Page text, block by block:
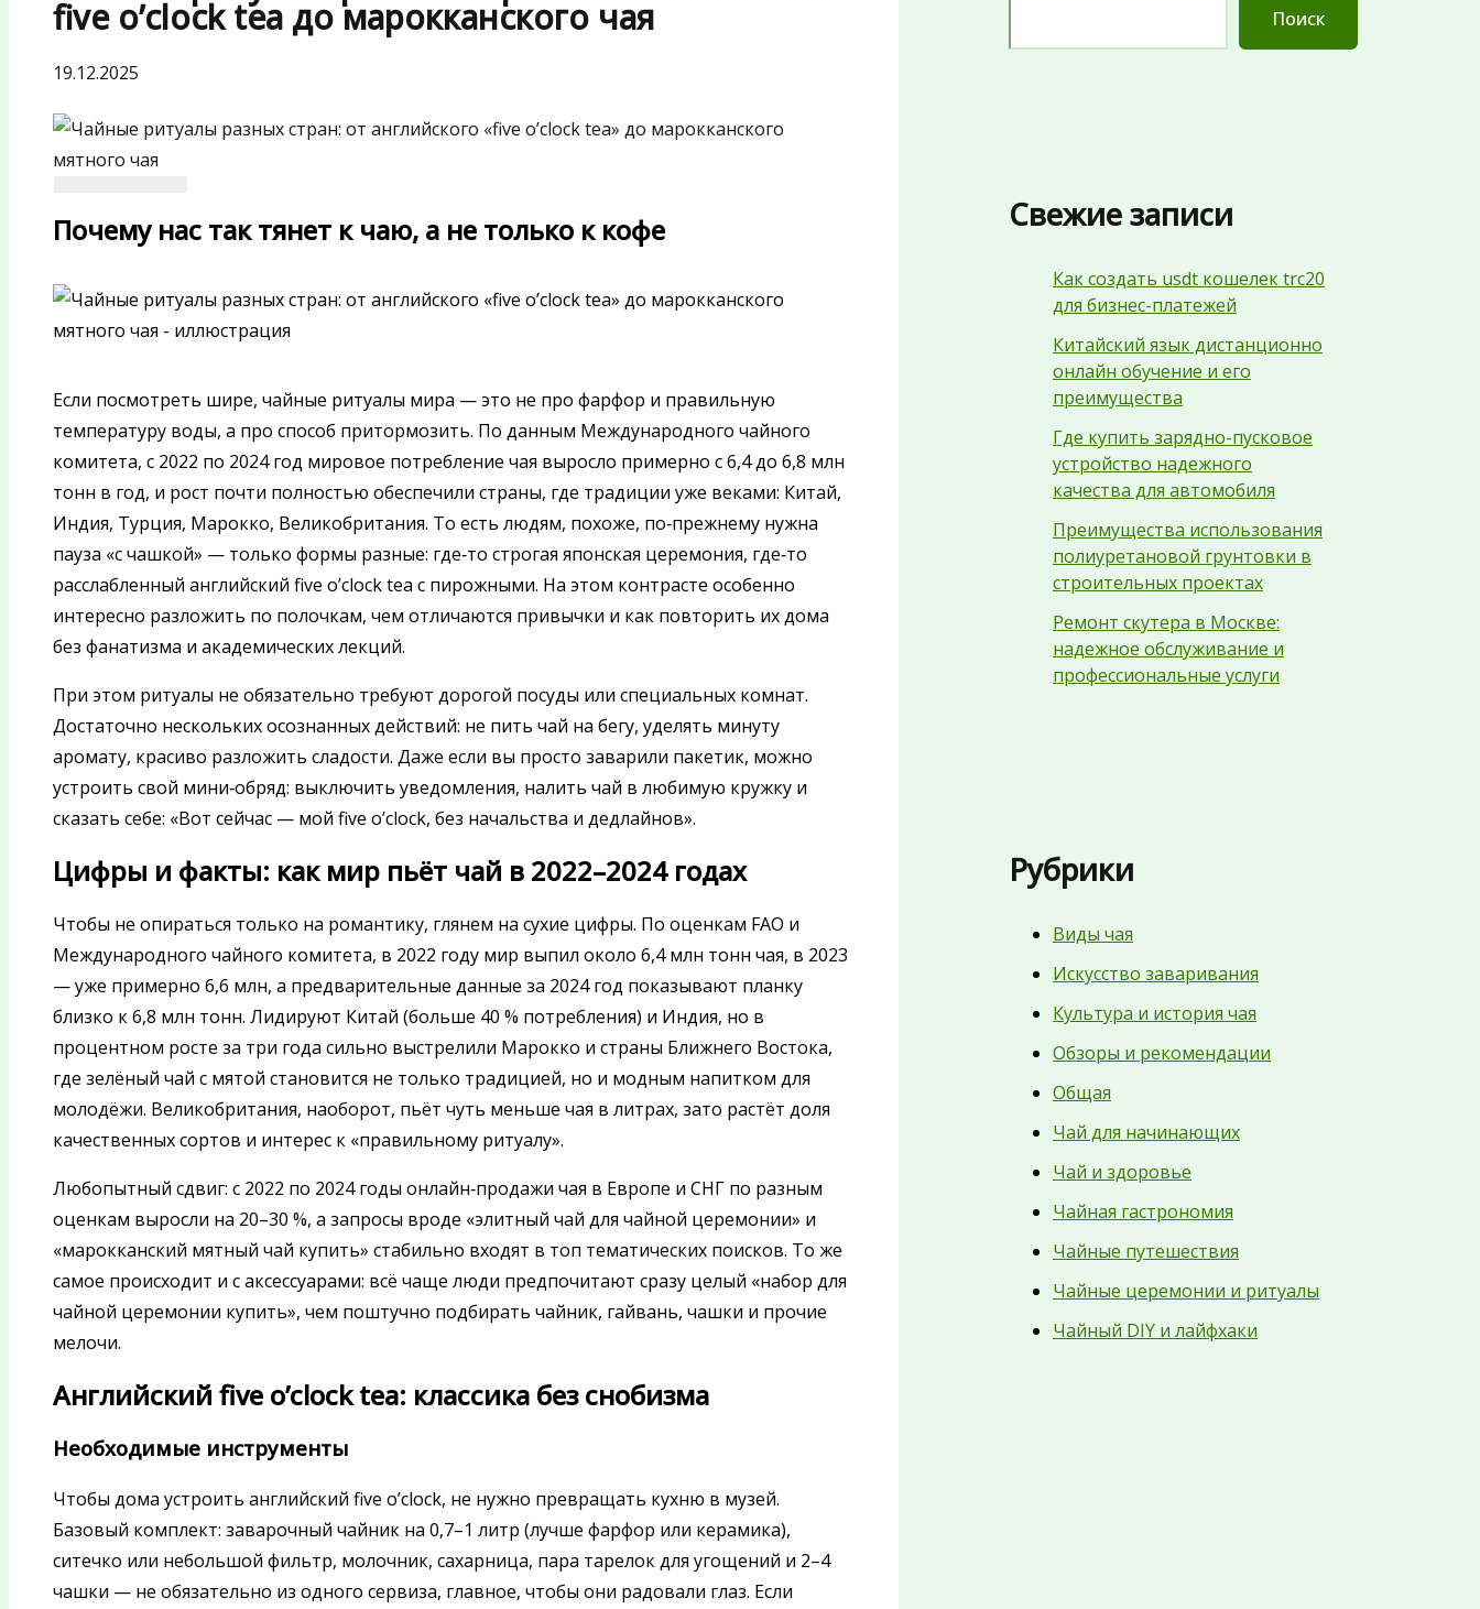
five o’clock tea до марокканского чая
19.12.2025
Почему нас так тянет к чаю, а не только к кофе
Если посмотреть шире, чайные ритуалы мира — это не про фарфор и правильную
температуру воды, а про способ притормозить. По данным Международного чайного
комитета, с 2022 по 2024 год мировое потребление чая выросло примерно с 6,4 до 6,8 млн
тонн в год, и рост почти полностью обеспечили страны, где традиции уже веками: Китай,
Индия, Турция, Марокко, Великобритания. То есть людям, похоже, по‑прежнему нужна
пауза «с чашкой» — только формы разные: где‑то строгая японская церемония, где‑то
расслабленный английский five o’clock tea с пирожными. На этом контрасте особенно
интересно разложить по полочкам, чем отличаются привычки и как повторить их дома
без фанатизма и академических лекций.
При этом ритуалы не обязательно требуют дорогой посуды или специальных комнат.
Достаточно нескольких осознанных действий: не пить чай на бегу, уделять минуту
аромату, красиво разложить сладости. Даже если вы просто заварили пакетик, можно
устроить свой мини‑обряд: выключить уведомления, налить чай в любимую кружку и
сказать себе: «Вот сейчас — мой five o’clock, без начальства и дедлайнов».
Цифры и факты: как мир пьёт чай в 2022–2024 годах
Чтобы не опираться только на романтику, глянем на сухие цифры. По оценкам FAO и
Международного чайного комитета, в 2022 году мир выпил около 6,4 млн тонн чая, в 2023
— уже примерно 6,6 млн, а предварительные данные за 2024 год показывают планку
близко к 6,8 млн тонн. Лидируют Китай (больше 40 % потребления) и Индия, но в
процентном росте за три года сильно выстрелили Марокко и страны Ближнего Востока,
где зелёный чай с мятой становится не только традицией, но и модным напитком для
молодёжи. Великобритания, наоборот, пьёт чуть меньше чая в литрах, зато растёт доля
качественных сортов и интерес к «правильному ритуалу».
Любопытный сдвиг: с 2022 по 2024 годы онлайн‑продажи чая в Европе и СНГ по разным
оценкам выросли на 20–30 %, а запросы вроде «элитный чай для чайной церемонии» и
«марокканский мятный чай купить» стабильно входят в топ тематических поисков. То же
самое происходит и с аксессуарами: всё чаще люди предпочитают сразу целый «набор для
чайной церемонии купить», чем поштучно подбирать чайник, гайвань, чашки и прочие
мелочи.
Английский five o’clock tea: классика без снобизма
Необходимые инструменты
Чтобы дома устроить английский five o’clock, не нужно превращать кухню в музей.
Базовый комплект: заварочный чайник на 0,7–1 литр (лучше фарфор или керамика),
ситечко или небольшой фильтр, молочник, сахарница, пара тарелок для угощений и 2–4
чашки — не обязательно из одного сервиза, главное, чтобы они радовали глаз. Если
Поиск
Свежие записи
Как создать usdt кошелек trc20
для бизнес-платежей
Китайский язык дистанционно
онлайн обучение и его
преимущества
Где купить зарядно-пусковое
устройство надежного
качества для автомобиля
Преимущества использования
полиуретановой грунтовки в
строительных проектах
Ремонт скутера в Москве:
надежное обслуживание и
профессиональные услуги
Рубрики
Виды чая
Искусство заваривания
Культура и история чая
Обзоры и рекомендации
Общая
Чай для начинающих
Чай и здоровье
Чайная гастрономия
Чайные путешествия
Чайные церемонии и ритуалы
Чайный DIY и лайфхаки